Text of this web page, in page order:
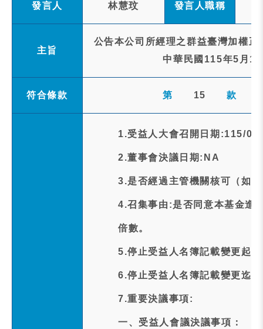
發言人 林慧玟 發言人職稱
主旨
公告本公司所經理之群益臺灣加權
中華民國115年5月
符合條款 第 15 款
1.受益人大會召開日期:115/
2.董事會決議日期:NA
3.是否經過主管機關核可（如
4.召集事由:是否同意本基金進
倍數。
5.停止受益人名簿記載變更起
6.停止受益人名簿記載變更迄
7.重要決議事項:
一、受益人會議決議事項：